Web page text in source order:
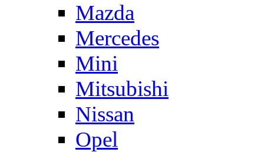
Mazda
Mercedes
Mini
Mitsubishi
Nissan
Opel